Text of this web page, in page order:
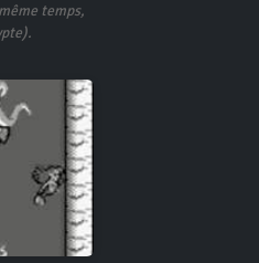
temps,